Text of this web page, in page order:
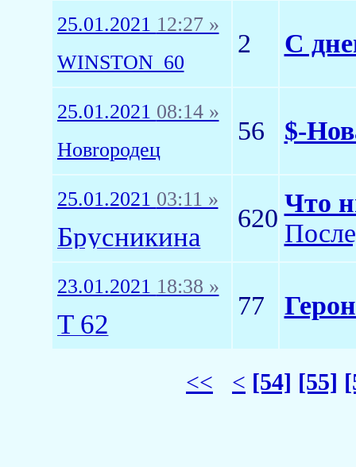
25.01.2021 12:27 »
WINSTON_60
2 С
25.01.2021 08:14 »
Новrородец
56 $-
25.01.2021 03:11 »
Брусникина
620
Что
23.01.2021 18:38 »
T 62
77
<< < [54] [55]